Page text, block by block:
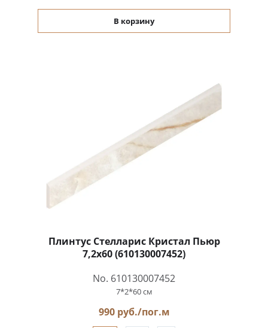
В корзину
Плинтус Стелларис Кристал Пьюр
7,2x60 (610130007452)
No. 610130007452
7*2*60 см
990 руб./пог.м